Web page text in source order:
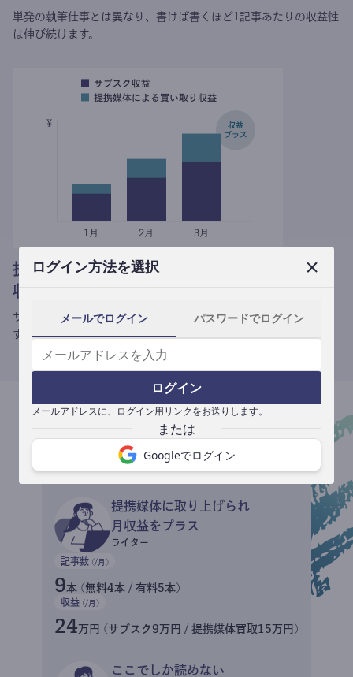
ログイン方法を選択
メールでログイン パスワードでログイン
ログイン
メールアドレスに、ログイン用リンクをお送りします。
Googleでログイン
単発の執筆仕事とは異なり、 書けば書くほど1記事あたりの収益性
は伸び続けます。
提携媒体による記事買い取りで
収益がプラスされる
サブスク収益にメディアへの記事提供の売り上げをプラスできま
す。
収益イメージ
提携媒体に取り上げられ
月収益をプラス
ライター
記事数 (/月)
9本 (無料4本 / 有料5本)
収益 (/月)
24万円 (サブスク9万円 / 提携媒体買取15万円)
ここでしか読めない